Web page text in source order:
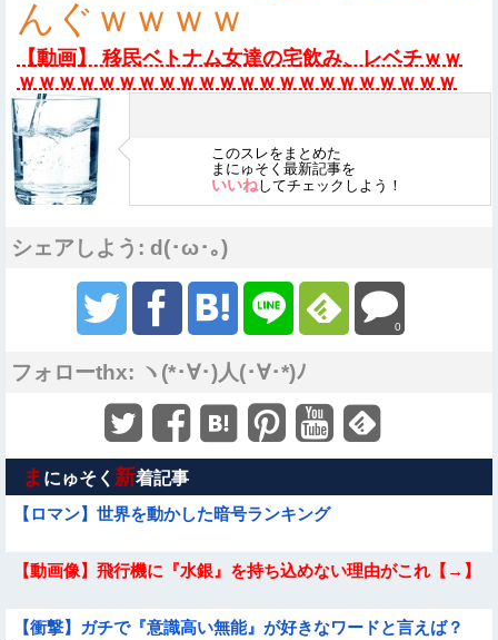
んぐｗｗｗｗ
【動画】 移民ベトナム女達の宅飲み、レベチｗｗ
ｗｗｗｗｗｗｗｗｗｗｗｗｗｗｗｗｗｗｗｗｗｗ
このスレをまとめた
まにゅそく最新記事を
いいねしてチェックしよう！
シェアしよう: d(･ω･｡)
0
フォローthx: ヽ(*･∀･)人(･∀･*)ﾉ
ま にゅそく 新着記事
【ロマン】世界を動かした暗号ランキング
【動画像】飛行機に『水銀』を持ち込めない理由がこれ【→】
【衝撃】ガチで『意識高い無能』が好きなワードと言えば？